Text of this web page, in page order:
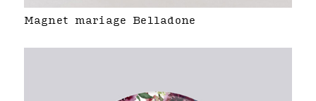
Magnet mariage Belladone